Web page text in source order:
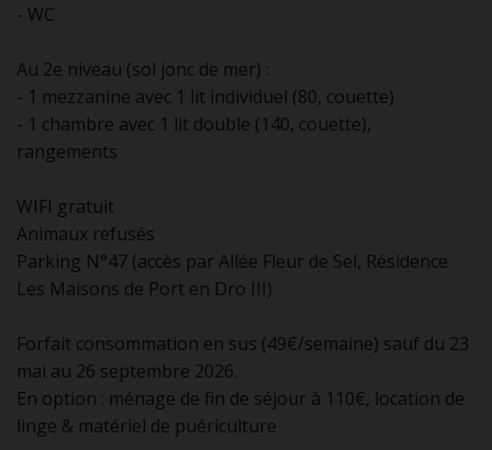
- WC
Au 2e niveau (sol jonc de mer) :
- 1 mezzanine avec 1 lit individuel (80, couette)
- 1 chambre avec 1 lit double (140, couette),
rangements
WIFI gratuit
Animaux refusés
Parking N°47 (accès par Allée Fleur de Sel, Résidence
Les Maisons de Port en Dro III)
Forfait consommation en sus (49€/semaine) sauf du 23
mai au 26 septembre 2026.
En option : ménage de fin de séjour à 110€, location de
linge & matériel de puériculture